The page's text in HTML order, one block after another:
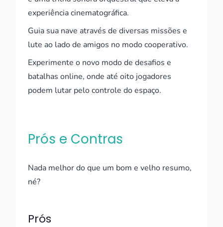
experiência cinematográfica.
Guia sua nave através de diversas missões e
lute ao lado de amigos no modo cooperativo.
Experimente o novo modo de desafios e
batalhas online, onde até oito jogadores
podem lutar pelo controle do espaço.
Prós e Contras
Nada melhor do que um bom e velho resumo,
né?
Prós